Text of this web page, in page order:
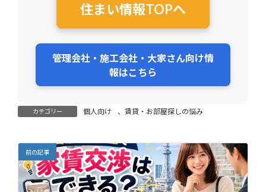
住まい情報TOPへ
管理会社・施工会社・大家さん向け情
報はこちら
カテゴリー 個人向け 、 賃貸・お部屋探しの悩み
前の記事